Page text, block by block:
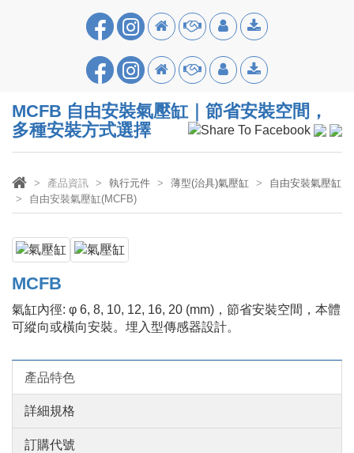
MCFB 自由安裝氣壓缸｜節省安裝空間，
多種安裝方式選擇
產品資訊 執行元件 薄型(治具)氣壓缸
自由安裝氣壓缸
自由安裝氣壓缸(MCFB)
MCFB
氣缸內徑: φ 6, 8, 10, 12, 16, 20 (mm)，節省安裝空間，本體
可縱向或橫向安裝。埋入型傳感器設計。
產品特色
詳細規格
訂購代號